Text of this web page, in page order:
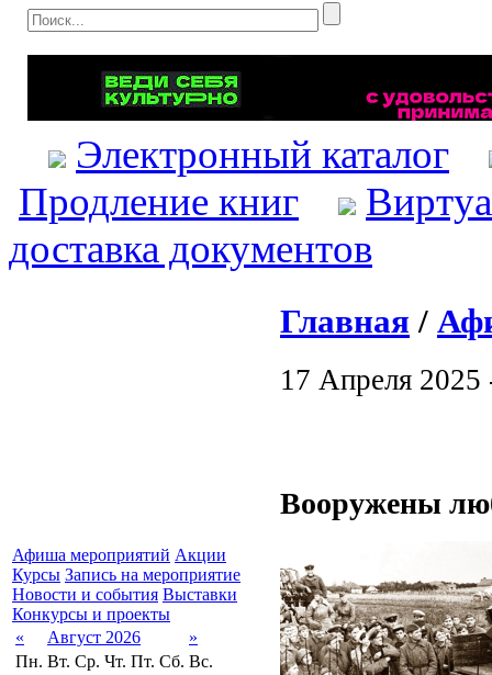
Электронный каталог
Продление книг
доставка документов
Афиша мероприятий Акции
Курсы Запись на мероприятие
Новости и события Выставки
Конкурсы и проекты
«
Август 2026
»
Пн. Вт. Ср. Чт. Пт. Сб. Вс.
Главная /
17 Апреля
Вооружены